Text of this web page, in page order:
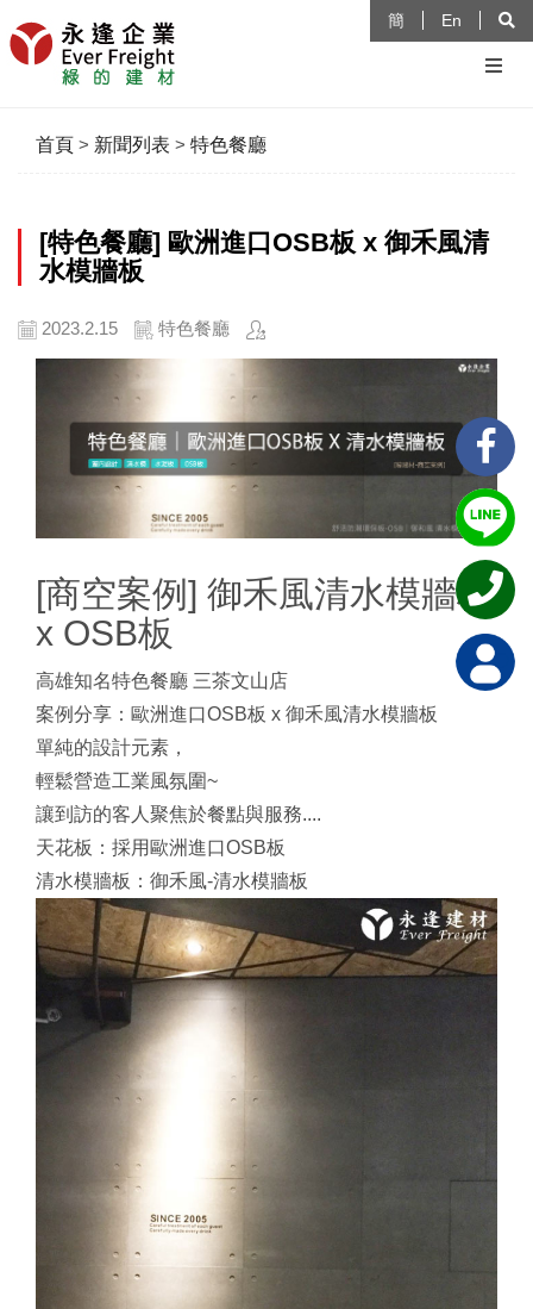
簡 En
首頁 > 新聞列表 > 特色餐廳
[特色餐廳] 歐洲進口OSB板 x 御禾風清
水模牆板
2023.2.15 特色餐廳
[商空案例] 御禾風清水模牆板
x OSB板
高雄知名特色餐廳 三茶文山店
案例分享：歐洲進口OSB板 x 御禾風清水模牆板
單純的設計元素，
輕鬆營造工業風氛圍~
讓到訪的客人聚焦於餐點與服務....
天花板：採用歐洲進口OSB板
清水模牆板：御禾風-清水模牆板